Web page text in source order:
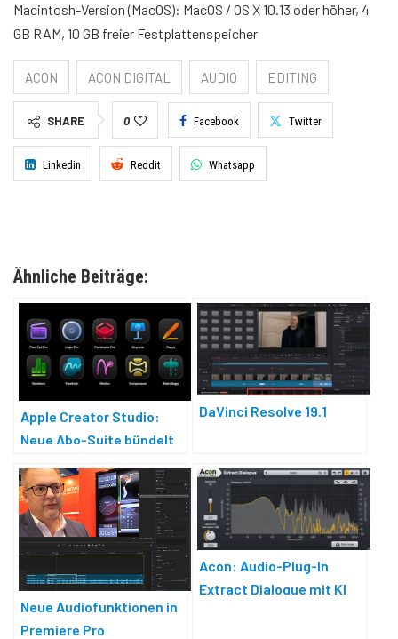
Macintosh-Version (MacOS): MacOS / OS X 10.13 oder höher, 4
GB RAM, 10 GB freier Festplattenspeicher
ACON ACON DIGITAL AUDIO EDITING
SHARE 0 Facebook Twitter
Linkedin Reddit Whatsapp
Ähnliche Beiträge:
Apple Creator Studio:
Neue Abo-Suite bündelt
DaVinci Resolve 19.1
Neue Audiofunktionen in
Premiere Pro
Acon: Audio-Plug-In
Extract Dialogue mit KI